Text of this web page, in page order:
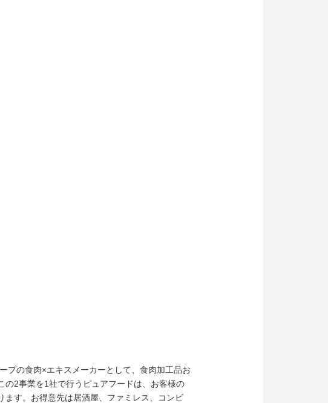
プの食肉×エキスメーカーとして、食肉加工品お
2事業を1社で行うピュアフードは、お客様の
す。お得意先は居酒屋、ファミレス、コンビ